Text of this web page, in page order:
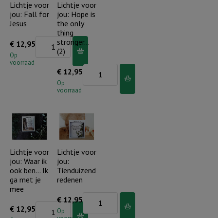
things
beautiful
dag
voor
jou
zorgen
aantal
Lichtje voor
jou: Fall for
Jesus
€ 12,95
Op
voorraad
Lichtje
aantal
Lichtje voor
jou: Hope is
the only
thing
stronger…
(2)
€ 12,95
Op
voorraad
Lichtje
is
the
only
stronger...
aantal
Lichtje voor
jou: Waar ik
ook ben… Ik
ga met je
mee
€ 12,95
Lichtje voor
jou:
Tienduizend
redenen
€ 12,95
Op
voor